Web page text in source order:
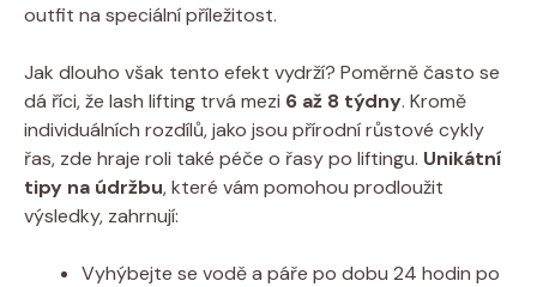
outfit na speciální příležitost.
Jak dlouho však tento efekt vydrží? Poměrně často se
dá říci, že lash lifting trvá mezi 6 až 8 týdny. Kromě
individuálních rozdílů, jako jsou přírodní růstové cykly
řas, zde hraje roli také péče o řasy po liftingu. Unikátní
tipy na údržbu, které vám pomohou prodloužit
výsledky, zahrnují:
Vyhýbejte se vodě a páře po dobu 24 hodin po